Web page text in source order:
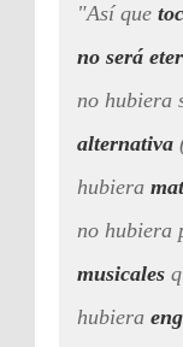
"Así que
no será
no hubiera
alternativa
hubiera
no hubiera
musicales
hubiera